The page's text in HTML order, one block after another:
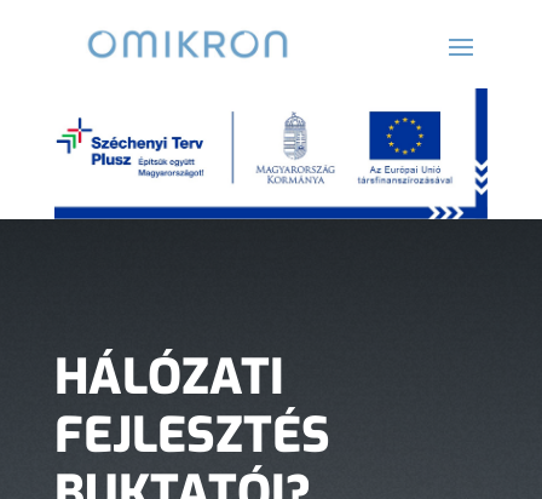
HÁLÓZATI
FEJLESZTÉS